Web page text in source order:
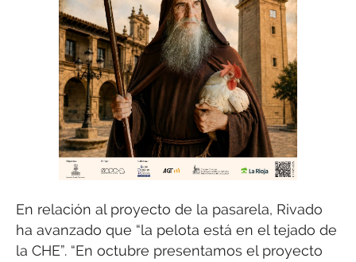
En relación al proyecto de la pasarela, Rivado
ha avanzado que “la pelota está en el tejado de
la CHE”. “En octubre presentamos el proyecto